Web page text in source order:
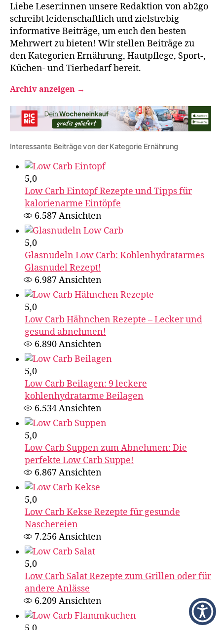
Liebe Leser:innen unsere Redaktion von ab2go
schreibt leidenschaftlich und zielstrebig
informative Beiträge, um euch den besten
Mehrwert zu bieten! Wir stellen Beiträge zu
den Kategorien Ernährung, Hautpflege, Sport-,
Küchen- und Tierbedarf bereit.
Archiv anzeigen →
Interessante Beiträge von der Kategorie Ernährung
5,0
Low Carb Eintopf Rezepte und Tipps für
kalorienarme Eintöpfe
6.587Ansichten
5,0
Glasnudeln Low Carb: Kohlenhydratarmes
Glasnudel Rezept!
6.987Ansichten
5,0
Low Carb Hähnchen Rezepte – Lecker und
gesund abnehmen!
6.890Ansichten
5,0
Low Carb Beilagen: 9 leckere
kohlenhydratarme Beilagen
6.534Ansichten
5,0
Low Carb Suppen zum Abnehmen: Die
perfekte Low Carb Suppe!
6.867Ansichten
5,0
Low Carb Kekse Rezepte für gesunde
Naschereien
7.256Ansichten
5,0
Low Carb Salat Rezepte zum Grillen oder für
andere Anlässe
6.209 Ansichten